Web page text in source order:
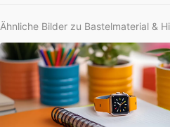
Ähnliche Bilder zu Bastelmaterial &